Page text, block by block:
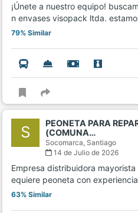
¡Únete a nuestro equipo!
n envases visopack ltda.
79% Similar
S
PEONETA PARA
(COMUNA…
Socomarca, Santiago
14 de Julio de 2026
Empresa distribuidora
equiere peoneta con
63% Similar